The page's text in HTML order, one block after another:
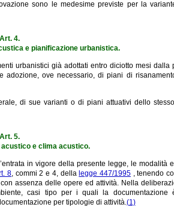
sono le medesime previste per la
Art. 4.
e pianificazione urbanistica.
urbanistici già adottati entro diciotto mesi
adozione, ove necessario, di piani di
di sue varianti o di piani attuativi dello
Art. 5.
acustico e clima acustico.
in vigore della presente legge, le modalità
8, commi 2 e 4, della legge 447/1995, tenendo
assenza delle opere ed attività. Nella
casi tipo per i quali la
per tipologie di attività.(1)